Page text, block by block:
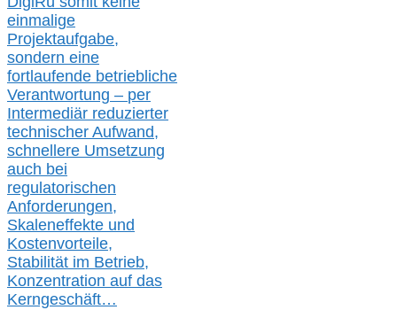
einmalige
Projektaufgabe,
sondern eine
fortlaufende betriebliche
Verantwortung – per
Intermediär reduzierter
technischer Aufwand,
schnellere Umsetzung
auch bei
regulatorischen
Anforderungen,
Skaleneffekte und
Kostenvorteile,
Stabilität im Betrieb,
Konzentration auf das
Kerngeschäft…